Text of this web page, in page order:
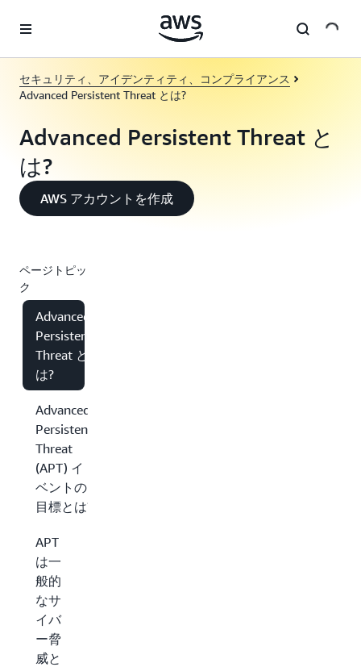
セキュリティ、アイデンティティ、コンプライアンス
Advanced Persistent Threat とは?
Advanced Persistent Threat と
は?
AWS アカウントを作成
ページトピッ
ク
Advanced
Persistent
Threat と
は?
Advanced
Persistent
Threat
(APT) イ
ベントの
目標とは?
APT
は一
般的
なサ
イバ
ー脅
威と